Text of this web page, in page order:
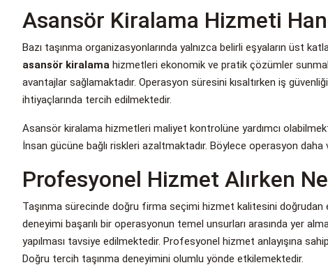
Asansör Kiralama Hizmeti
Bazı taşınma organizasyonlarında yalnızca belirli eşyaların üst
asansör kiralama hizmetleri ekonomik ve pratik çözümler
avantajlar sağlamaktadır. Operasyon süresini kısaltırken iş
ihtiyaçlarında tercih edilmektedir.
Asansör kiralama hizmetleri maliyet kontrolüne yardımcı
İnsan gücüne bağlı riskleri azaltmaktadır. Böylece operasyon daha
Profesyonel Hizmet Alırken
Taşınma sürecinde doğru firma seçimi hizmet kalitesini doğrudan
deneyimi başarılı bir operasyonun temel unsurları arasında yer
yapılması tavsiye edilmektedir. Profesyonel hizmet anlayışına
Doğru tercih taşınma deneyimini olumlu yönde etkilemektedir.